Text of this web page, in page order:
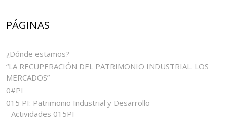
PÁGINAS
¿Dónde estamos?
“LA RECUPERACIÓN DEL PATRIMONIO INDUSTRIAL. LOS
MERCADOS”
0#PI
015 PI: Patrimonio Industrial y Desarrollo
Actividades 015PI